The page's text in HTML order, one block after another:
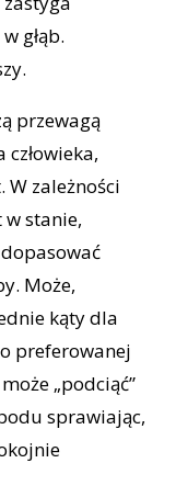
głąb.
przewagą
zależności
w stanie,
Może,
kąty dla
preferowanej
„podciąć”
sprawiając,